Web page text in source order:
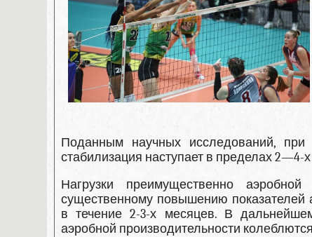
Поданным научных исследований, при
стабилизация на­ступает в пределах 2—4-
Нагрузки преимущественно
существенному повышению показателей
в течение 2-3-х месяцев. В
аэробной про­изводительности